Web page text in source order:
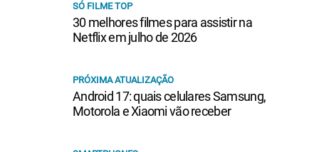
SÓ FILME TOP
30 melhores filmes para assistir na
Netflix em julho de 2026
PRÓXIMA ATUALIZAÇÃO
Android 17: quais celulares Samsung,
Motorola e Xiaomi vão receber